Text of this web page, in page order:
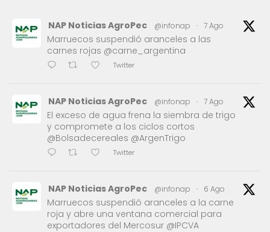
NAP Noticias AgroPec @infonap · 7 Ago
Marruecos suspendió aranceles a las
carnes rojas @carne_argentina
Twitter
NAP Noticias AgroPec @infonap · 7 Ago
El exceso de agua frena la siembra de trigo
y compromete a los ciclos cortos
@Bolsadecereales @ArgenTrigo
Twitter
NAP Noticias AgroPec @infonap · 6 Ago
Marruecos suspendió aranceles a la carne
roja y abre una ventana comercial para
exportadores del Mercosur @IPCVA